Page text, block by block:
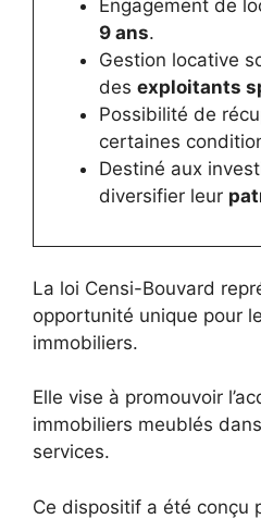
Engagement de
9 ans.
Gestion locative
des exploitants
Possibilité de
certaines
Destiné aux
diversifier leur
La loi Censi-Bouvard
opportunité unique pour
immobiliers.
Elle vise à promouvoir
immobiliers meublés
services.
Ce dispositif a été conçu